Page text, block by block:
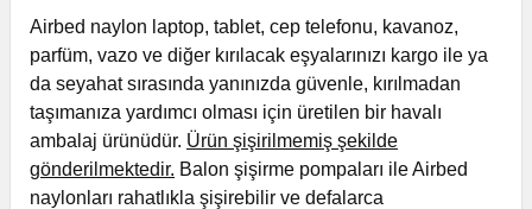
Airbed naylon laptop, tablet, cep telefonu, kavanoz,
parfüm, vazo ve diğer kırılacak eşyalarınızı kargo ile ya
da seyahat sırasında yanınızda güvenle, kırılmadan
taşımanıza yardımcı olması için üretilen bir havalı
ambalaj ürünüdür. Ürün şişirilmemiş şekilde
gönderilmektedir. Balon şişirme pompaları ile Airbed
naylonları rahatlıkla şişirebilir ve defalarca